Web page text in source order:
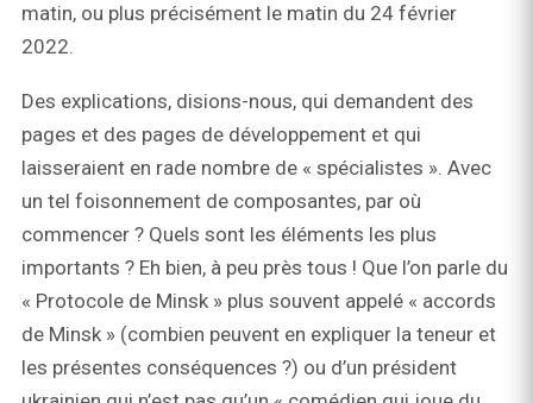
matin, ou plus précisément le matin du 24 février
2022.
Des explications, disions-nous, qui demandent des
pages et des pages de développement et qui
laisseraient en rade nombre de « spécialistes ». Avec
un tel foisonnement de composantes, par où
commencer ? Quels sont les éléments les plus
importants ? Eh bien, à peu près tous ! Que l’on parle du
« Protocole de Minsk » plus souvent appelé « accords
de Minsk » (combien peuvent en expliquer la teneur et
les présentes conséquences ?) ou d’un président